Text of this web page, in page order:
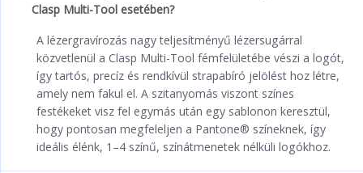
Clasp Multi-Tool esetében?
A lézergravírozás nagy teljesítményű lézersugárral
közvetlenül a Clasp Multi-Tool fémfelületébe vészi a logót,
így tartós, precíz és rendkívül strapabíró jelölést hoz létre,
amely nem fakul el. A szitanyomás viszont színes
festékeket visz fel egymás után egy sablonon keresztül,
hogy pontosan megfeleljen a Pantone® színeknek, így
ideális élénk, 1–4 színű, színátmenetek nélküli logókhoz.